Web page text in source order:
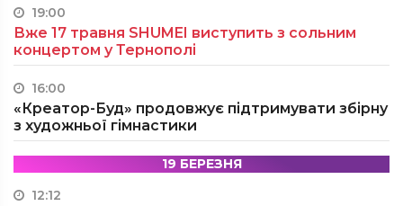
19:00
Вже 17 травня SHUMEI виступить з сольним
концертом у Тернополі
16:00
«Креатор-Буд» продовжує підтримувати збірну
з художньої гімнастики
19 БЕРЕЗНЯ
12:12